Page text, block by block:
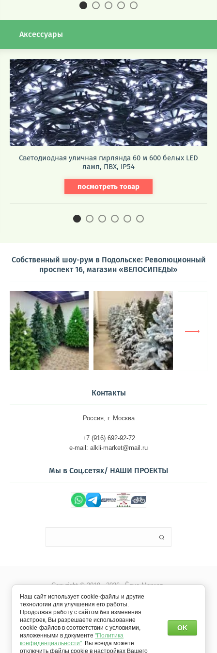
Аксессуары
Светодиодная уличная гирлянда 60 м 600 белых LED
ламп, ПВХ, IP54
посмотреть товар
Собственный шоу-рум в Подольске: Революционный
проспект 16, магазин «ВЕЛОСИПЕДЫ»
Контакты
Россия, г. Москва
+7 (916) 692-92-72
e-mail: alkli-market@mail.ru
Мы в Соц.сетях/ НАШИ ПРОЕКТЫ
Copyright © 2019 - 2026 «Ёлка-Маркет»
Наш сайт использует cookie-файлы и другие
технологии для улучшения его работы.
Продолжая работу с сайтом без изменения
настроек, Вы разрешаете использование
cookie-файлов в соответствии с условиями,
изложенными в документе "Политика
конфиденциальности". Вы всегда можете
отключить файлы cookie в настройках Вашего
OK